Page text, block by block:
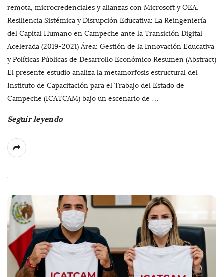
remota, microcredenciales y alianzas con Microsoft y OEA.
Resiliencia Sistémica y Disrupción Educativa: La Reingeniería
del Capital Humano en Campeche ante la Transición Digital
Acelerada (2019-2021) Área: Gestión de la Innovación Educativa
y Políticas Públicas de Desarrollo Económico Resumen (Abstract)
El presente estudio analiza la metamorfosis estructural del
Instituto de Capacitación para el Trabajo del Estado de
Campeche (ICATCAM) bajo un escenario de …
Seguir leyendo